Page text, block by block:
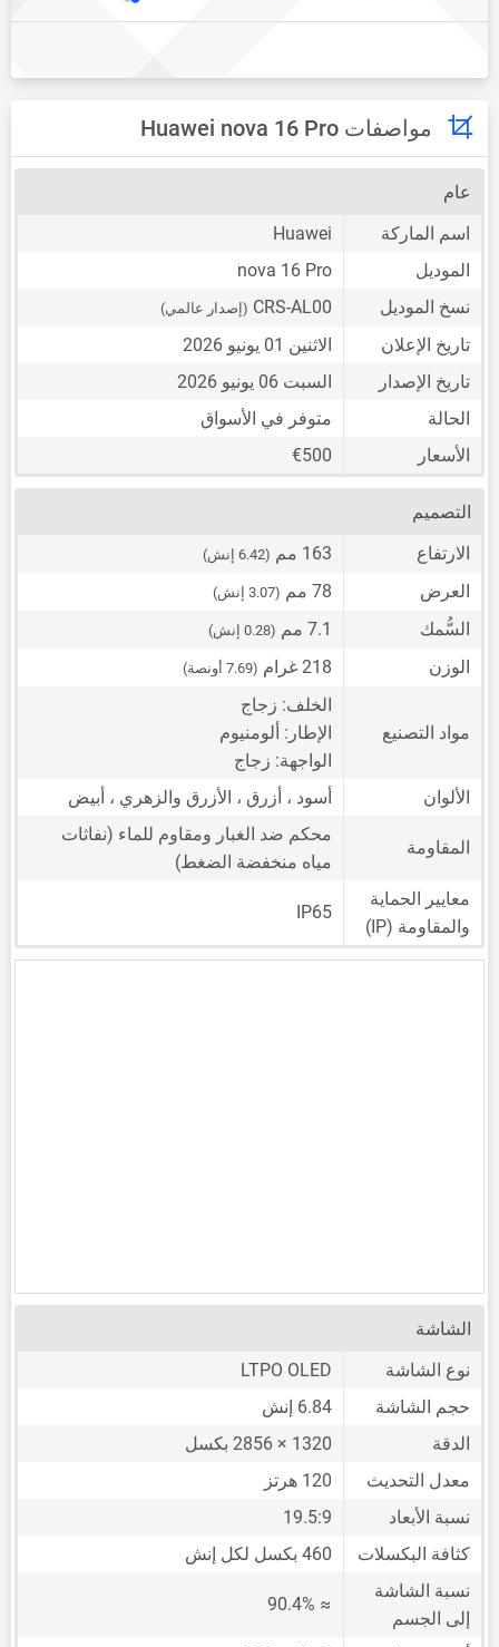
مواصفات Huawei nova 16 Pro
عام
اسم الماركة
Huawei
الموديل
nova 16 Pro
نسخ الموديل
CRS-AL00 (إصدار عالمي)
تاريخ الإعلان
الاثنين 01 يونيو 2026
تاريخ الإصدار
السبت 06 يونيو 2026
الحالة
متوفر في الأسواق
الأسعار
€500
التصميم
الارتفاع
163 مم (6.42 إنش)
العرض 78 مم (3.07 إنش)
السُّمك 7.1 مم (0.28 إنش)
الوزن 218 غرام (7.69 أونصة)
مواد التصنيع
الخلف: زجاج
الإطار: ألومنيوم
الواجهة: زجاج
الألوان
أسود ، أزرق ، الأزرق والزهري ، أبيض
المقاومة
محكم ضد الغبار ومقاوم للماء (نفاثات
مياه منخفضة الضغط)
معايير الحماية
والمقاومة (IP)
IP65
الشاشة
نوع الشاشة
LTPO OLED
حجم الشاشة
6.84 إنش
الدقة
1320 × 2856 بكسل
معدل التحديث
120 هرتز
نسبة الأبعاد
19.5:9
كثافة البكسلات
460 بكسل لكل إنش
نسبة الشاشة
إلى الجسم
≈ 90.4%